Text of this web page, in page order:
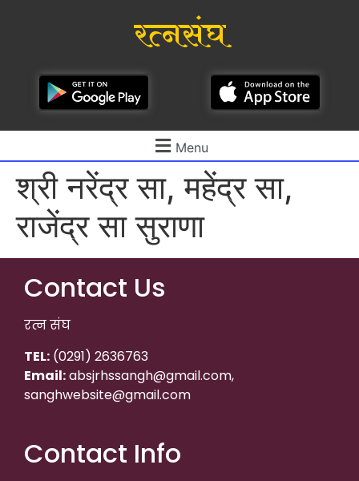
रत्नसंघ
Menu
श्री नरेंद्र सा, महेंद्र सा,
राजेंद्र सा सुराणा
Contact Us
रत्न संघ
TEL: (0291) 2636763
Email:absjrhssangh@gmail.com,
sanghwebsite@gmail.com
Contact Info